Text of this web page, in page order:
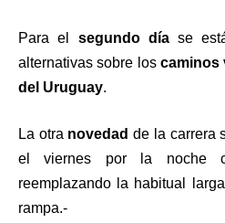
Para el segundo díase
alternativas sobre los caminos
del Uruguay.
La otra novedadde la carrera
el viernes por la noche
reemplazando la habitual
rampa.-